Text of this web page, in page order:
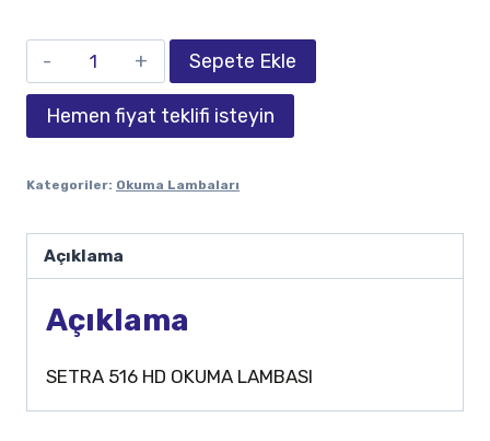
Sepete Ekle
Hemen fiyat teklifi isteyin
Kategoriler: Okuma Lambaları
Açıklama
Açıklama
SETRA 516 HD OKUMA LAMBASI